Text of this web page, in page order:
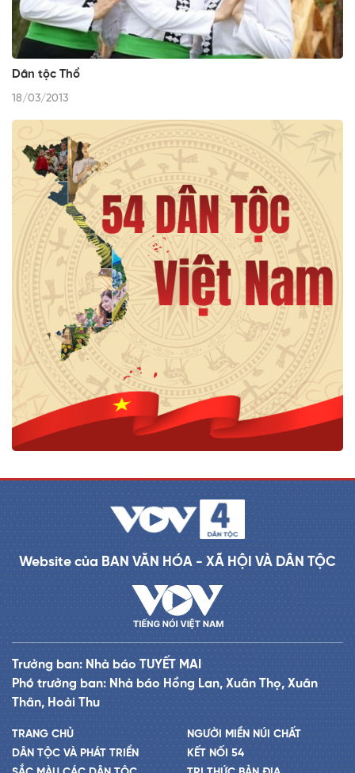
Dân tộc Thổ
18/03/2013
Website của BAN VĂN HÓA - XÃ HỘI VÀ DÂN TỘC
Trưởng ban: Nhà báo TUYẾT MAI
Phó trưởng ban: Nhà báo Hồng Lan, Xuân Thọ, Xuân
Thân, Hoài Thu
TRANG CHỦ
DÂN TỘC VÀ PHÁT TRIỂN
NGƯỜI MIỀN NÚI CHẤT
KẾT NỐI 54